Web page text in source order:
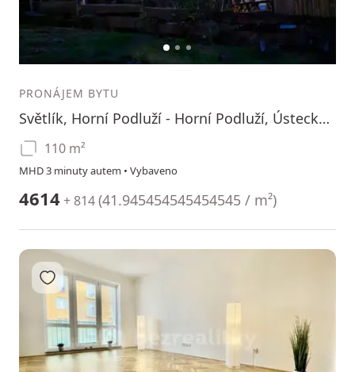
12 3
PRONÁJEM BYTU
Světlík, Horní Podluží - Horní Podluží, Ústecký kraj
110 m²
MHD 3 minuty autem • Vybaveno
4614+ 814(41.945454545454545 / m²)
Přidat do oblíbených